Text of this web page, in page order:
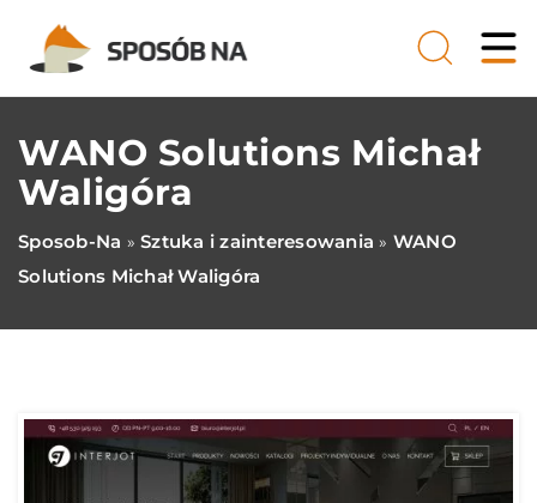
WANO Solutions Michał
Waligóra
Sposob-Na » Sztuka i zainteresowania » WANO
Solutions Michał Waligóra